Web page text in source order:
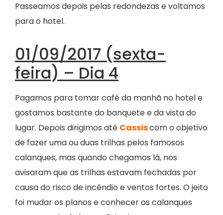
Passeamos depois pelas redondezas e voltamos
para o hotel.
01/09/2017 (sexta-
feira) – Dia 4
Pagamos para tomar café da manhã no hotel e
gostamos bastante do banquete e da vista do
lugar. Depois dirigimos até Cassiscom o objetivo
de fazer uma ou duas trilhas pelos famosos
calanques, mas quando chegamos lá, nos
avisaram que as trilhas estavam fechadas por
causa do risco de incêndio e ventos fortes. O jeito
foi mudar os planos e conhecer os calanques